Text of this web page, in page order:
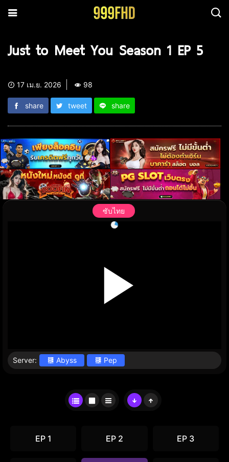
Just to Meet You Season 1 EP 5
17 เม.ย. 2026 98
share tweet share
ซับไทย
Server: Abyss Pep
EP 1 EP 2 EP 3